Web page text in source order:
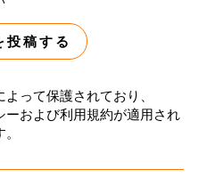
投稿する
って保護されており、
ーおよび利用規約が適用され